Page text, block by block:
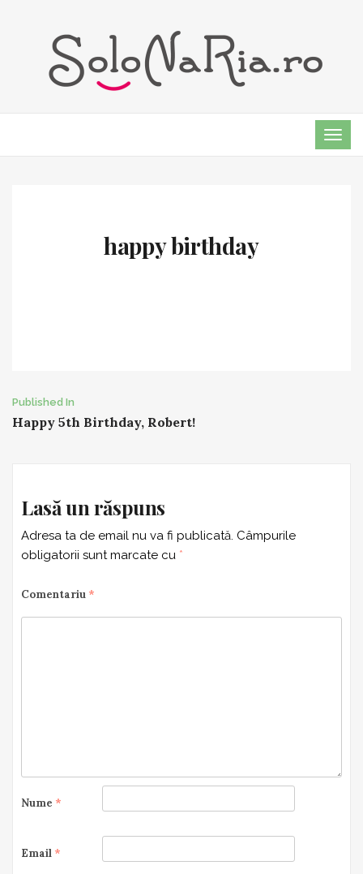
happy birthday
Post
navigation
Published In
Happy 5th Birthday, Robert!
Lasă un răspuns
Adresa ta de email nu va fi publicată. Câmpurile
obligatorii sunt marcate cu *
Comentariu *
Nume *
Email *